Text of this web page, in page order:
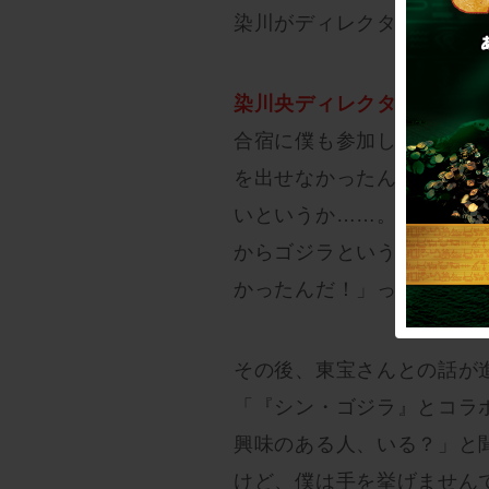
染川がディレクターに選ば
染川央ディレクター（以下
合宿に僕も参加していたん
を出せなかったんです。
いというか……。だから、
からゴジラというアイディ
かったんだ！」ってちょっ
その後、東宝さんとの話
「『シン・ゴジラ』とコ
興味のある人、いる？」と
けど、僕は手を挙げません